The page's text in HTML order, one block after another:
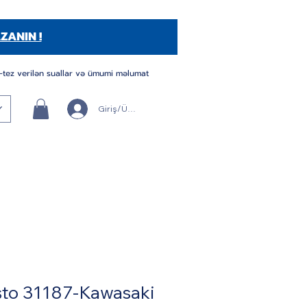
!
tez verilən suallar və ümumi məlumat
Giriş/Üye Ol
31187-Kawasaki